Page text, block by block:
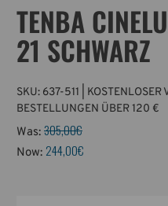
TENBA
21 SCHWARZ
SKU: 637-511 |
BESTELLUNGEN ÜBER 120 €
Was: 305,00€
Now: 244,00€